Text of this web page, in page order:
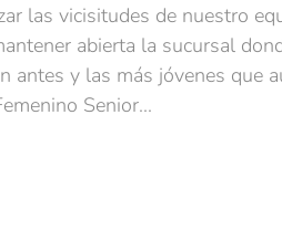
las vicisitudes de nuestro
abierta la sucursal
antes y las más jóvenes que
Senior...